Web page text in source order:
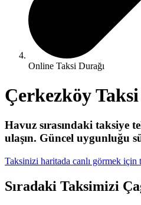
Online Taksi Durağı
Çerkezköy
Havuz sırasındaki taksiye
ulaşın. Güncel uygunluğu
Taksinizi haritada canlı görmek için
Sıradaki Taksimizi